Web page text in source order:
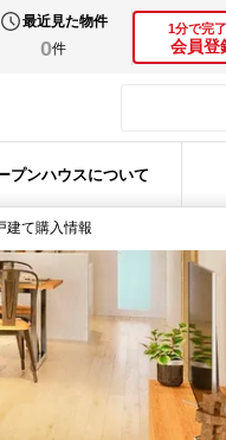
最近見た物件
0件
1分で完了
会員登
プンハウスについて
建て購入情報